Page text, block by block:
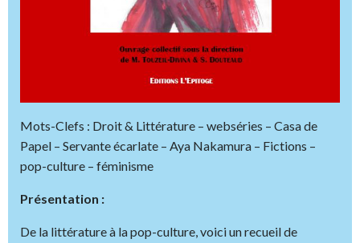
Mots-Clefs : Droit & Littérature – webséries – Casa de
Papel – Servante écarlate – Aya Nakamura – Fictions –
pop-culture – féminisme
Présentation :
De la littérature à la pop-culture, voici un recueil de